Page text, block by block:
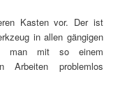
Kasten vor. Der ist
in allen gängigen
man mit so einem
Arbeiten problemlos